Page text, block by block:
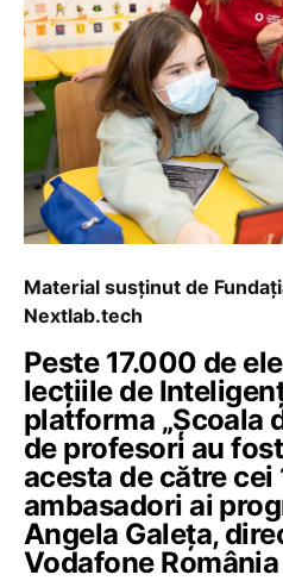
Material susținut de
Nextlab.tech
Peste 17.000 de
lecțiile de
platforma „Școala
de profesori au
acesta de către
ambasadori ai
Angela Galeța,
Vodafone România